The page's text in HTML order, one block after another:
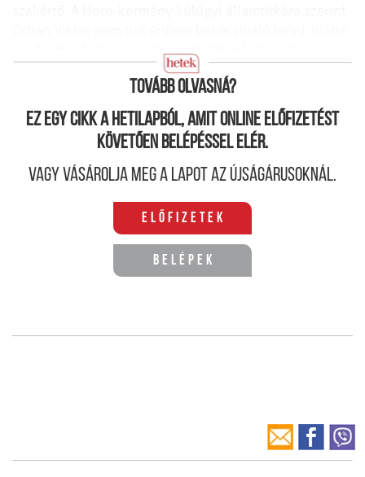
csak szimbolikus gesztusok.
Tovább olvasná?
Ez egy cikk a hetilapból, amit online előfizetést
követően belépéssel elér.
Vagy vásárolja meg a lapot az újságárusoknál.
Előfizetek
Belépek